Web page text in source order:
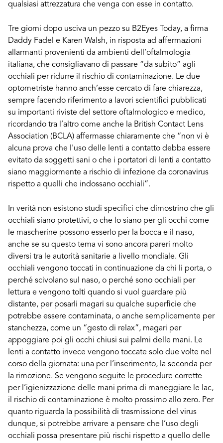
qualsiasi attrezzatura che venga con esse in contatto.
Tre giorni dopo usciva un pezzo su B2Eyes Today, a firma
Daddy Fadel e Karen Walsh, in risposta ad affermazioni
allarmanti provenienti da ambienti dell’oftalmologia
italiana, che consigliavano di passare “da subito” agli
occhiali per ridurre il rischio di contaminazione. Le due
optometriste hanno anch’esse cercato di fare chiarezza,
sempre facendo riferimento a lavori scientifici pubblicati
su importanti riviste del settore oftalmologico e medico,
ricordando tra l’altro come anche la British Contact Lens
Association (BCLA) affermasse chiaramente che “non vi è
alcuna prova che l'uso delle lenti a contatto debba essere
evitato da soggetti sani o che i portatori di lenti a contatto
siano maggiormente a rischio di infezione da coronavirus
rispetto a quelli che indossano occhiali”.
In verità non esistono studi specifici che dimostrino che gli
occhiali siano protettivi, o che lo siano per gli occhi come
le mascherine possono esserlo per la bocca e il naso,
anche se su questo tema vi sono ancora pareri molto
diversi tra le autorità sanitarie a livello mondiale. Gli
occhiali vengono toccati in continuazione da chi li porta, o
perché scivolano sul naso, o perché sono occhiali per
lettura e vengono tolti quando si vuol guardare più
distante, per posarli magari su qualche superficie che
potrebbe essere contaminata, o anche semplicemente per
stanchezza, come un “gesto di relax”, magari per
appoggiare poi gli occhi chiusi sui palmi delle mani. Le
lenti a contatto invece vengono toccate solo due volte nel
corso della giornata: una per l’inserimento, la seconda per
la rimozione. Se vengono seguite le procedure corrette
per l’igienizzazione delle mani prima di maneggiare le lac,
il rischio di contaminazione è molto prossimo allo zero. Per
quanto riguarda la possibilità di trasmissione del virus
dunque, si potrebbe arrivare a pensare che l’uso degli
occhiali possa presentare più rischi rispetto a quello delle